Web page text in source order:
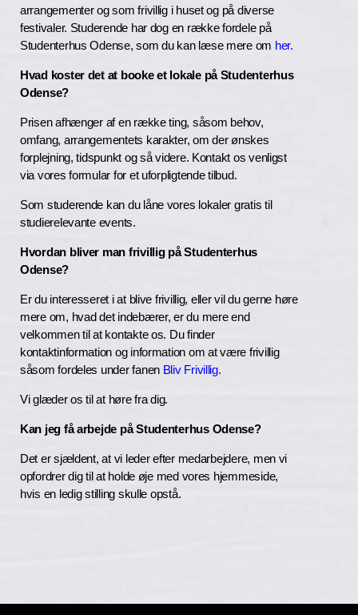
arrangementer og som frivillig i huset og på diverse
festivaler. Studerende har dog en række fordele på
Studenterhus Odense, som du kan læse mere om her.
Hvad koster det at booke et lokale på Studenterhus
Odense?
Prisen afhænger af en række ting, såsom behov,
omfang, arrangementets karakter, om der ønskes
forplejning, tidspunkt og så videre. Kontakt os venligst
via vores formular for et uforpligtende tilbud.
Som studerende kan du låne vores lokaler gratis til
studierelevante events.
Hvordan bliver man frivillig på Studenterhus
Odense?
Er du interesseret i at blive frivillig, eller vil du gerne høre
mere om, hvad det indebærer, er du mere end
velkommen til at kontakte os. Du finder
kontaktinformation og information om at være frivillig
såsom fordeles under fanen Bliv Frivillig.
Vi glæder os til at høre fra dig.
Kan jeg få arbejde på Studenterhus Odense?
Det er sjældent, at vi leder efter medarbejdere, men vi
opfordrer dig til at holde øje med vores hjemmeside,
hvis en ledig stilling skulle opstå.